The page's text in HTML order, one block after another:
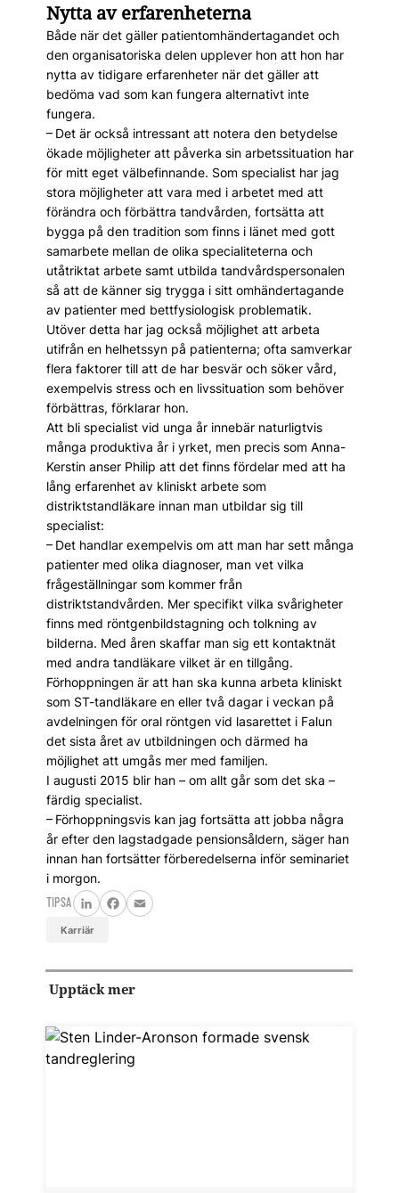
Nytta av erfarenheterna
Både när det gäller patientomhändertagandet och
den organisatoriska delen upplever hon att hon har
nytta av tidigare erfarenheter när det gäller att
bedöma vad som kan fungera alternativt inte
fungera.
– Det är också intressant att notera den betydelse
ökade möjligheter att påverka sin arbetssituation har
för mitt eget välbefinnande. Som specialist har jag
stora möjligheter att vara med i arbetet med att
förändra och förbättra tandvården, fortsätta att
bygga på den tradition som finns i länet med gott
samarbete mellan de olika specialiteterna och
utåtriktat arbete samt utbilda tandvårdspersonalen
så att de känner sig trygga i sitt omhändertagande
av patienter med bettfysiologisk problematik.
Utöver detta har jag också möjlighet att arbeta
utifrån en helhetssyn på patienterna; ofta samverkar
flera faktorer till att de har besvär och söker vård,
exempelvis stress och en livssituation som behöver
förbättras, förklarar hon.
Att bli specialist vid unga år innebär naturligtvis
många produktiva år i yrket, men precis som Anna-
Kerstin anser Philip att det finns fördelar med att ha
lång erfarenhet av kliniskt arbete som
distriktstandläkare innan man utbildar sig till
specialist:
– Det handlar exempelvis om att man har sett många
patienter med olika diagnoser, man vet vilka
frågeställningar som kommer från
distriktstandvården. Mer specifikt vilka svårigheter
finns med röntgenbildstagning och tolkning av
bilderna. Med åren skaffar man sig ett kontaktnät
med andra tandläkare vilket är en tillgång.
Förhoppningen är att han ska kunna arbeta kliniskt
som ST-tandläkare en eller två dagar i veckan på
avdelningen för oral röntgen vid lasarettet i Falun
det sista året av utbildningen och därmed ha
möjlighet att umgås mer med familjen.
I augusti 2015 blir han – om allt går som det ska –
färdig specialist.
– Förhoppningsvis kan jag fortsätta att jobba några
år efter den lagstadgade pensionsåldern, säger han
innan han fortsätter förberedelserna inför seminariet
i morgon.
TIPSA
LinkedInFacebook
Email
karriär
Upptäck mer